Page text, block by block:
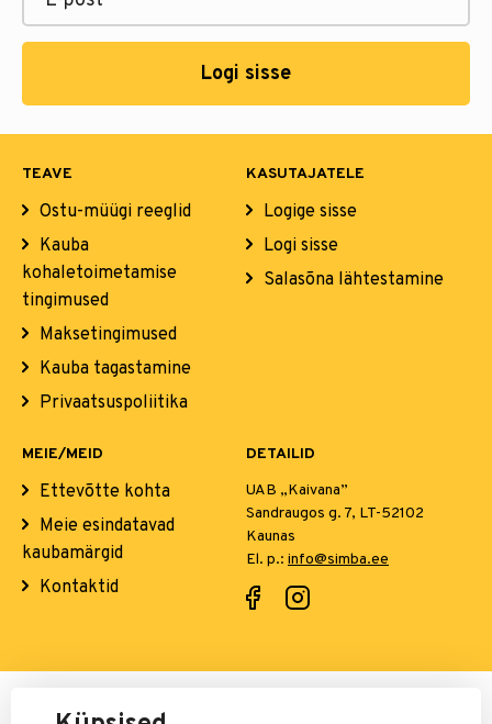
Logi sisse
TEAVE
Ostu-müügi reeglid
Kauba
kohaletoimetamise
tingimused
Maksetingimused
Kauba tagastamine
Privaatsuspoliitika
KASUTAJATELE
Logige sisse
Logi sisse
Salasõna lähtestamine
MEIE/MEID
Ettevõtte kohta
Meie esindatavad
kaubamärgid
Kontaktid
DETAILID
UAB „Kaivana”
Sandraugos g. 7, LT-52102
Kaunas
El. p.: info@simba.ee
Maksete eest vastutab: